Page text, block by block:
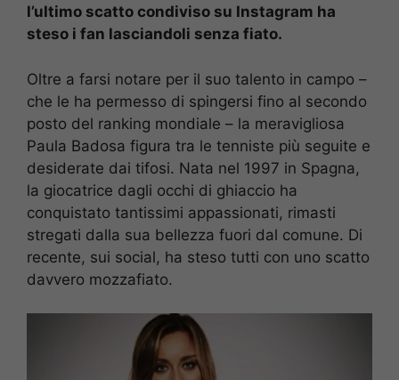
l’ultimo scatto condiviso su Instagram ha
steso i fan lasciandoli senza fiato.
Oltre a farsi notare per il suo talento in campo –
che le ha permesso di spingersi fino al secondo
posto del ranking mondiale – la meravigliosa
Paula Badosa figura tra le tenniste più seguite e
desiderate dai tifosi. Nata nel 1997 in Spagna,
la giocatrice dagli occhi di ghiaccio ha
conquistato tantissimi appassionati, rimasti
stregati dalla sua bellezza fuori dal comune. Di
recente, sui social, ha steso tutti con uno scatto
davvero mozzafiato.